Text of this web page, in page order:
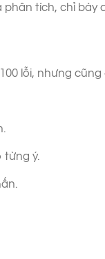
tích, chỉ bày
lỗi, nhưng
từng ý.